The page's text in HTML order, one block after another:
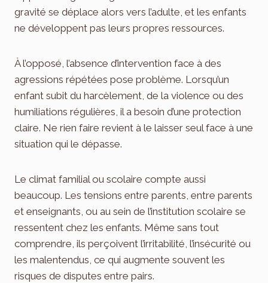
gravité se déplace alors vers l’adulte, et les enfants
ne développent pas leurs propres ressources.
À l’opposé, l’absence d’intervention face à des
agressions répétées pose problème. Lorsqu’un
enfant subit du harcèlement, de la violence ou des
humiliations régulières, il a besoin d’une protection
claire. Ne rien faire revient à le laisser seul face à une
situation qui le dépasse.
Le climat familial ou scolaire compte aussi
beaucoup. Les tensions entre parents, entre parents
et enseignants, ou au sein de l’institution scolaire se
ressentent chez les enfants. Même sans tout
comprendre, ils perçoivent l’irritabilité, l’insécurité ou
les malentendus, ce qui augmente souvent les
risques de disputes entre pairs.